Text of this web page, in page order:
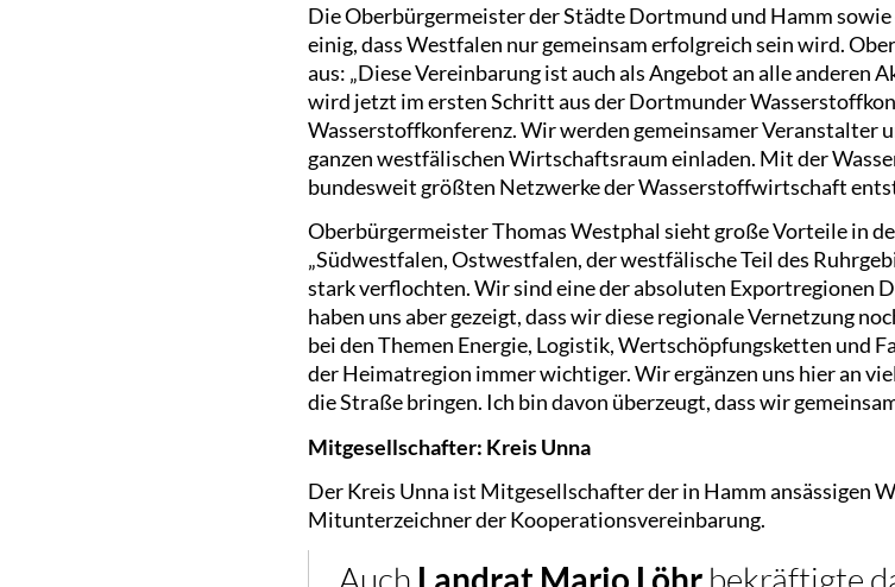
Die Oberbürgermeister der Städte Dortmund und Hamm sowie
einig, dass Westfalen nur gemeinsam erfolgreich sein wird.
aus: „Diese Vereinbarung ist auch als Angebot an alle anderen
wird jetzt im ersten Schritt aus der Dortmunder
Wasserstoffkonferenz. Wir werden gemeinsamer Veranstalter
ganzen westfälischen Wirtschaftsraum einladen. Mit der
bundesweit größten Netzwerke der Wasserstoffwirtschaft
Oberbürgermeister Thomas Westphal sieht große Vorteile in
„Südwestfalen, Ostwestfalen, der westfälische Teil des
stark verflochten. Wir sind eine der absoluten Exportregionen
haben uns aber gezeigt, dass wir diese regionale Vernetzung
bei den Themen Energie, Logistik, Wertschöpfungsketten und
der Heimatregion immer wichtiger. Wir ergänzen uns hier an
die Straße bringen. Ich bin davon überzeugt, dass wir
Mitgesellschafter: Kreis Unna
Der Kreis Unna ist Mitgesellschafter der in Hamm ansässigen
Mitunterzeichner der Kooperationsvereinbarung.
Auch Landrat Mario Löhr bekräftigte